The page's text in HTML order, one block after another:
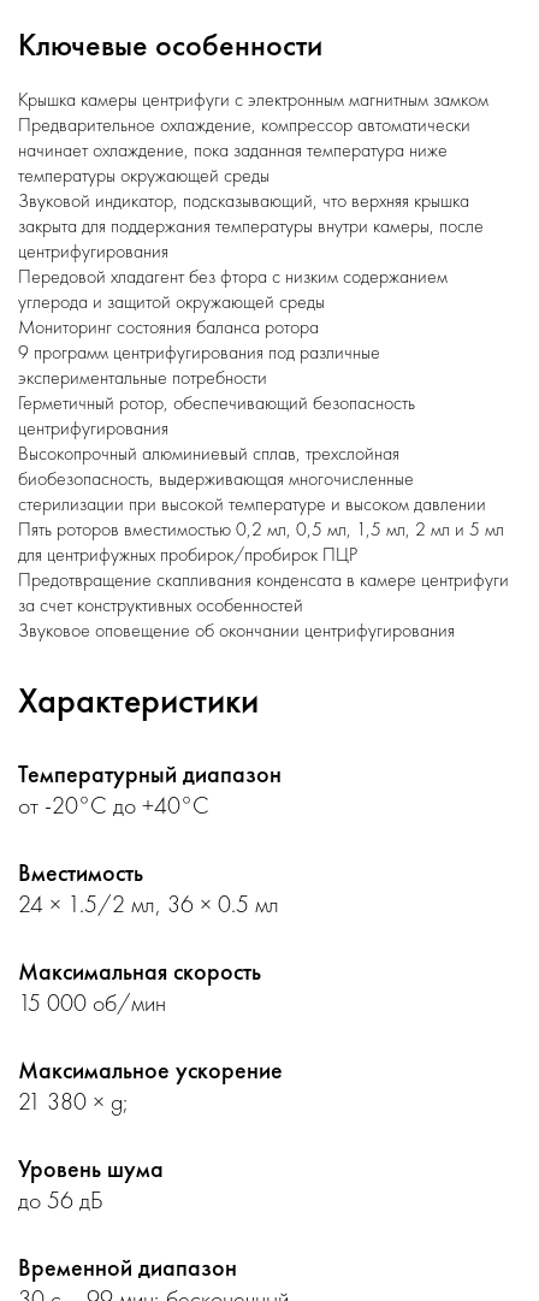
Ключевые особенности
Крышка камеры центрифуги с электронным магнитным замком
Предварительное охлаждение, компрессор автоматически
начинает охлаждение, пока заданная температура ниже
температуры окружающей среды
Звуковой индикатор, подсказывающий, что верхняя крышка
закрыта для поддержания температуры внутри камеры, после
центрифугирования
Передовой хладагент без фтора с низким содержанием
углерода и защитой окружающей среды
Мониторинг состояния баланса ротора
9 программ центрифугирования под различные
экспериментальные потребности
Герметичный ротор, обеспечивающий безопасность
центрифугирования
Высокопрочный алюминиевый сплав, трехслойная
биобезопасность, выдерживающая многочисленные
стерилизации при высокой температуре и высоком давлении
Пять роторов вместимостью 0,2 мл, 0,5 мл, 1,5 мл, 2 мл и 5 мл
для центрифужных пробирок/пробирок ПЦР
Предотвращение скапливания конденсата в камере центрифуги
за счет конструктивных особенностей
Звуковое оповещение об окончании центрифугирования
Характеристики
Температурный диапазон
от -20°С до +40°С
Вместимость
24 × 1.5/2 мл, 36 × 0.5 мл
Максимальная скорость
15 000 об/мин
Максимальное ускорение
21 380 × g;
Уровень шума
до 56 дБ
Временной диапазон